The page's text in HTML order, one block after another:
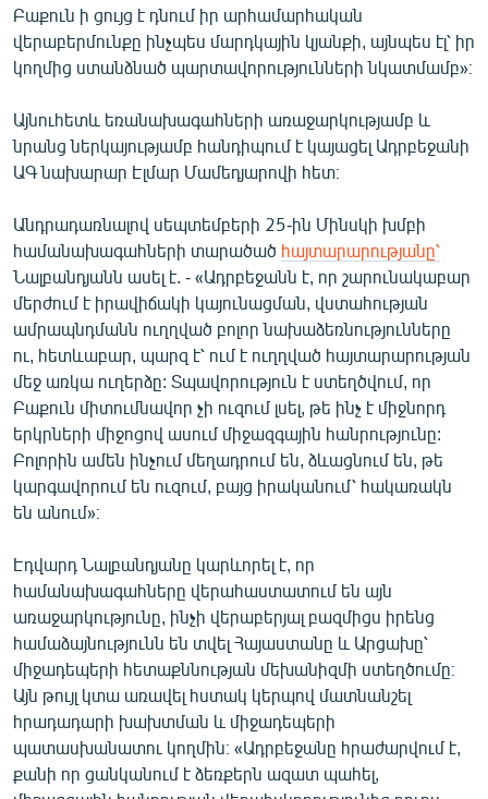
Բաքուն ի ցույց է դնում իր արհամարհական
վերաբերմունքը ինչպես մարդկային կյանքի, այնպես էլ՝ իր
կողմից ստանձնած պարտավորությունների նկատմամբ»։
Այնուհետև եռանախագահների առաջարկությամբ և
նրանց ներկայությամբ հանդիպում է կայացել Ադրբեջանի
ԱԳ նախարար Էլմար Մամեդյարովի հետ։
Անդրադառնալով սեպտեմբերի 25-ին Մինսկի խմբի
համանախագահների տարածած հայտարարությանը՝
Նալբանդյանն ասել է. - «Ադրբեջանն է, որ շարունակաբար
մերժում է իրավիճակի կայունացման, վստահության
ամրապնդմանն ուղղված բոլոր նախաձեռնությունները
ու, հետևաբար, պարզ է՝ ում է ուղղված հայտարարության
մեջ առկա ուղերձը: Տպավորություն է ստեղծվում, որ
Բաքուն միտումնավոր չի ուզում լսել, թե ինչ է միջնորդ
երկրների միջոցով ասում միջազգային հանրությունը:
Բոլորին ամեն ինչում մեղադրում են, ձևացնում են, թե
կարգավորում են ուզում, բայց իրականում՝ հակառակն
են անում»։
Էդվարդ Նալբանդյանը կարևորել է, որ
համանախագահները վերահաստատում են այն
առաջարկությունը, ինչի վերաբերյալ բազմիցս իրենց
համաձայնությունն են տվել Հայաստանը և Արցախը՝
միջադեպերի հետաքննության մեխանիզմի ստեղծումը։
Այն թույլ կտա առավել հստակ կերպով մատնանշել
հրադադարի խախտման և միջադեպերի
պատասխանատու կողմին։ «Ադրբեջանը հրաժարվում է,
քանի որ ցանկանում է ձեռքերն ազատ պահել,